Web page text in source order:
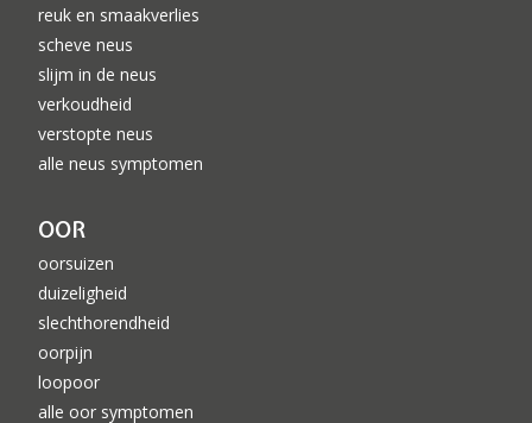
reuk en smaakverlies
scheve neus
slijm in de neus
verkoudheid
verstopte neus
alle neus symptomen
OOR
oorsuizen
duizeligheid
slechthorendheid
oorpijn
loopoor
alle oor symptomen